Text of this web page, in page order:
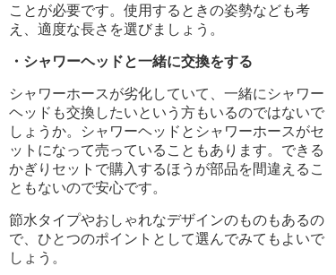
ことが必要です。使用するときの姿勢なども考
え、適度な長さを選びましょう。
・シャワーヘッドと一緒に交換をする
シャワーホースが劣化していて、一緒にシャワー
ヘッドも交換したいという方もいるのではないで
しょうか。シャワーヘッドとシャワーホースがセ
ットになって売っていることもあります。できる
かぎりセットで購入するほうが部品を間違えるこ
ともないので安心です。
節水タイプやおしゃれなデザインのものもあるの
で、ひとつのポイントとして選んでみてもよいで
しょう。